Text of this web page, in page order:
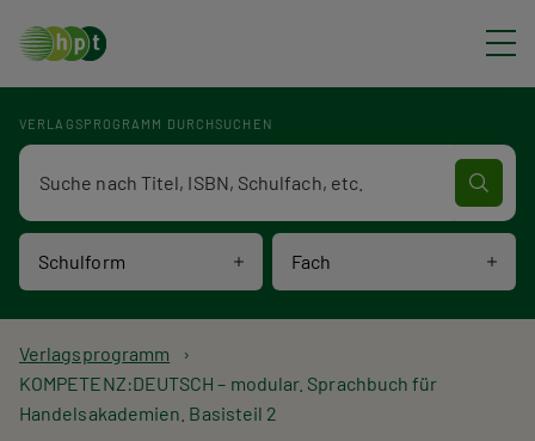
VERLAGSPROGRAMM DURCHSUCHEN
Schulform Fach
Verlagsprogramm Volltextsuche
P
f
Verlagsprogramm
KOMPETENZ:DEUTSCH – modular. Sprachbuch für
Handelsakademien. Basisteil 2